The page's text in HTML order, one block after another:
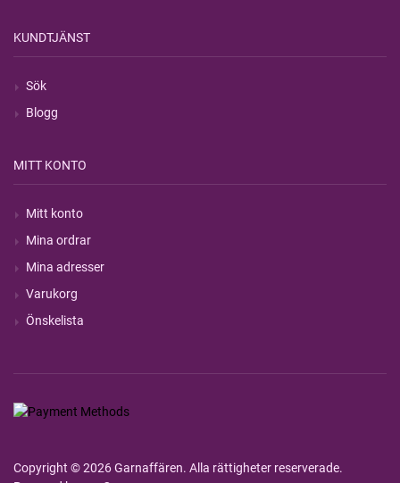
KUNDTJÄNST
Sök
Blogg
MITT KONTO
Mitt konto
Mina ordrar
Mina adresser
Varukorg
Önskelista
Copyright © 2026 Garnaffären. Alla rättigheter reserverade.